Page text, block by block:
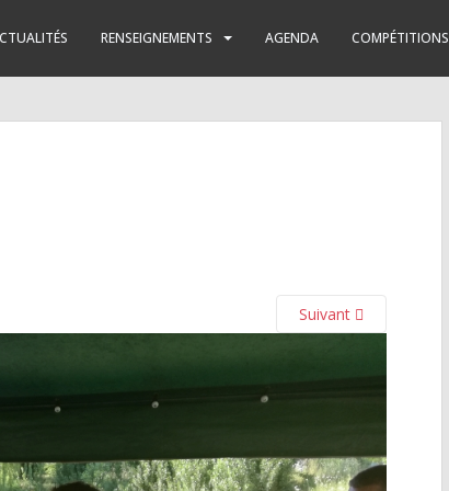
RENSEIGNEMENTS AGENDA COMPÉTITIONS
Suivant